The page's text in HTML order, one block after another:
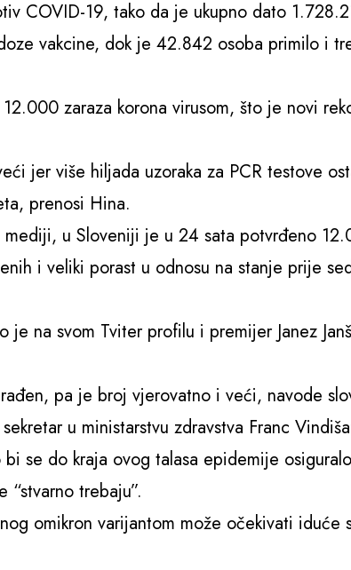
COVID-19, tako da je ukupno dato
vakcine, dok je 42.842 osoba primilo i
zaraza korona virusom, što je novi
jer više hiljada uzoraka za PCR testove
prenosi Hina.
mediji, u Sloveniji je u 24 sata potvrđeno
i veliki porast u odnosu na stanje prije
na svom Tviter profilu i premijer Janez
pa je broj vjerovatno i veći, navode
u ministarstvu zdravstva Franc
bi se do kraja ovog talasa epidemije
“stvarno trebaju”.
omikron varijantom može očekivati iduće